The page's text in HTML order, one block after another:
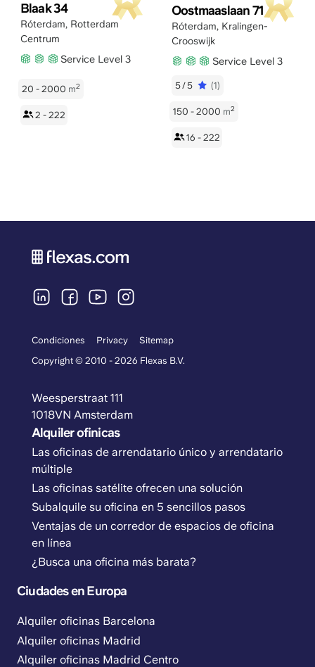
Blaak 34
Róterdam, Rotterdam
Centrum
Service Level 3
20 - 2000 m2
2 - 222
Oostmaaslaan 71
Róterdam, Kralingen-
Crooswijk
Service Level 3
5/5 (1)
150 - 2000 m2
16 - 222
Condiciones Privacy
Sitemap
Copyright © 2010 - 2026 Flexas B.V.
Weesperstraat 111
1018VN Amsterdam
Alquiler ofinicas
Las oficinas de arrendatario único y arrendatario
múltiple
Las oficinas satélite ofrecen una solución
Subalquile su oficina en 5 sencillos pasos
Ventajas de un corredor de espacios de oficina
en línea
¿Busca una oficina más barata?
Ciudades en Europa
Alquiler oficinas Barcelona
Alquiler oficinas Madrid
Alquiler oficinas Madrid Centro